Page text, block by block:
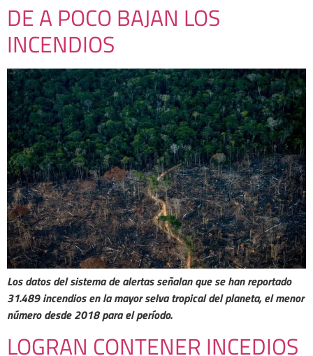
DE A POCO BAJAN LOS
INCENDIOS
Los datos del sistema de alertas señalan que se han reportado
31.489 incendios en la mayor selva tropical del planeta, el menor
número desde 2018 para el período.
LOGRAN CONTENER INCEDIOS